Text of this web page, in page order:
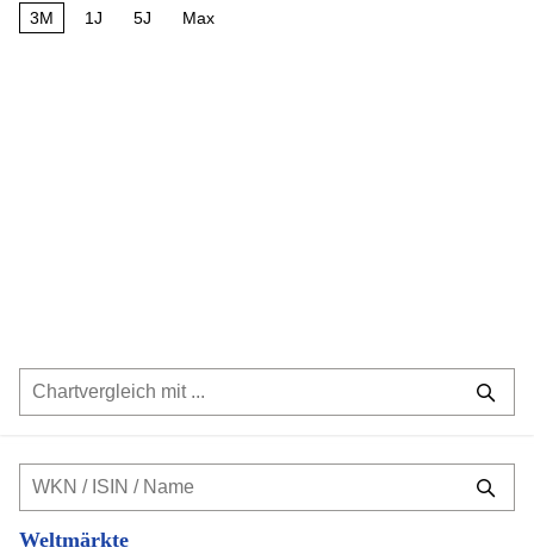
3M 1J 5J Max
Weltmärkte